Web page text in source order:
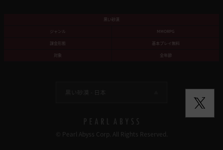
黒い砂漠
ジャンル
MMORPG
課金形態
基本プレイ無料
対象
全年齢
黒い砂漠 - 日本
© Pearl Abyss Corp. All Rights Reserved.